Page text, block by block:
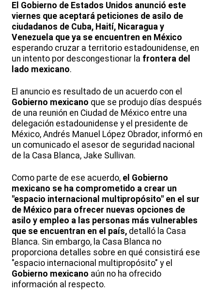
El Gobierno de Estados Unidos anunció este
viernes que aceptará peticiones de asilo de
ciudadanos de Cuba, Haití, Nicaragua y
Venezuela que ya se encuentren en México
esperando cruzar a territorio estadounidense, en
un intento por descongestionar la frontera del
lado mexicano.
El anuncio es resultado de un acuerdo con el
Gobierno mexicano que se produjo días después
de una reunión en Ciudad de México entre una
delegación estadounidense y el presidente de
México, Andrés Manuel López Obrador, informó en
un comunicado el asesor de seguridad nacional
de la Casa Blanca, Jake Sullivan.
Como parte de ese acuerdo, el Gobierno
mexicano se ha comprometido a crear un
"espacio internacional multipropósito" en el sur
de México para ofrecer nuevas opciones de
asilo y empleo a las personas más vulnerables
que se encuentran en el país, detalló la Casa
Blanca. Sin embargo, la Casa Blanca no
proporciona detalles sobre en qué consistirá ese
"espacio internacional multipropósito" y el
Gobierno mexicano aún no ha ofrecido
información al respecto.